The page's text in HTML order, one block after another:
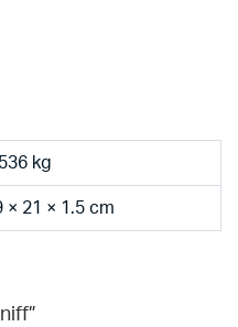
kg
× 21 × 1.5 cm